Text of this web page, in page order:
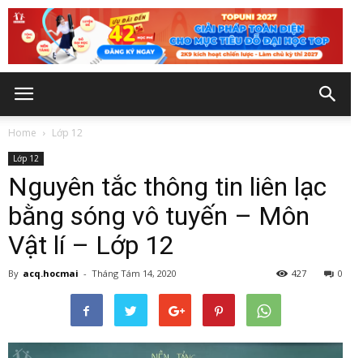
Home Lớp 12
Lớp 12
Nguyên tắc thông tin liên lạc
bằng sóng vô tuyến – Môn
Vật lí – Lớp 12
By acq.hocmai - Tháng Tám 14, 2020 0
427